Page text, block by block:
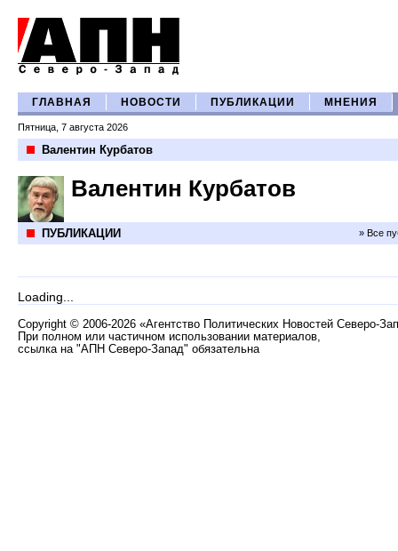
ГЛАВНАЯ НОВОСТИ ПУБЛИКАЦИИ МНЕНИЯ
Пятница, 7 августа 2026
Валентин Курбатов
Валентин Курбатов
ПУБЛИКАЦИИ » Все
Loading...
Copyright © 2006-2026 «Агентство Политических Новостей Северо-
При полном или частичном использовании материалов,
ссылка на "АПН Северо-Запад" обязательна